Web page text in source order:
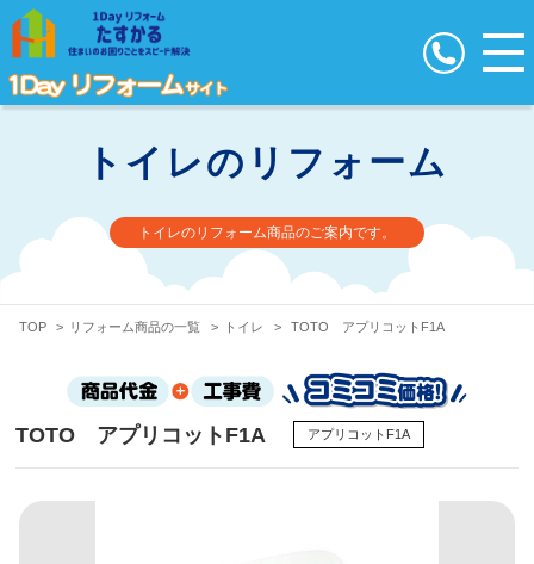
トイレのリフォーム
トイレのリフォーム商品のご案内です。
TOP > リフォーム商品の一覧 > トイレ > TOTO アプリコットF1A
TOTO アプリコットF1A アプリコットF1A